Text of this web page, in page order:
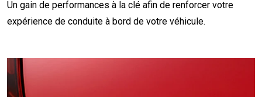
Un gain de performances à la clé afin de renforcer votre
expérience de conduite à bord de votre véhicule.